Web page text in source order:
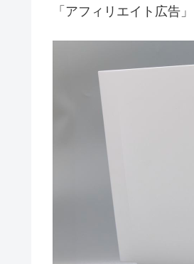
「アフィリエイト広告」